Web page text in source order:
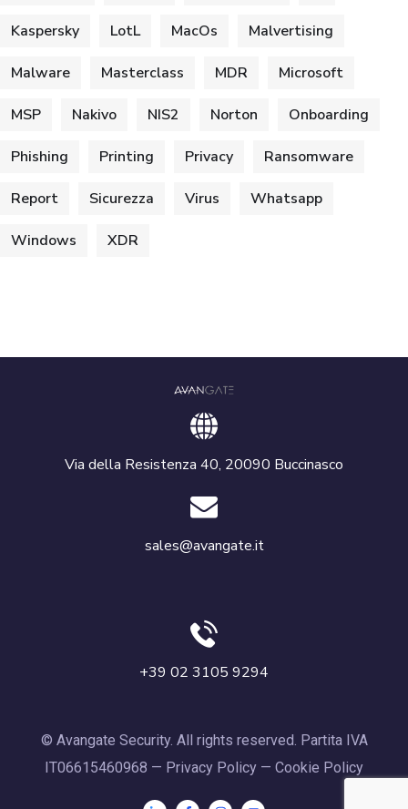
Kaspersky LotL MacOs Malvertising
Malware Masterclass MDR Microsoft
MSP Nakivo NIS2 Norton Onboarding
Phishing Printing Privacy Ransomware
Report Sicurezza Virus Whatsapp
Windows XDR
Via della Resistenza 40, 20090 Buccinasco
sales@avangate.it
+39 02 3105 9294
© Avangate Security. All rights reserved. Partita IVA
IT06615460968 — Privacy Policy — Cookie Policy